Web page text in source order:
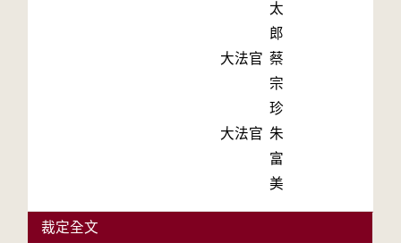
太
郎
大法官 蔡
宗
珍
大法官 朱
富
美
裁定全文